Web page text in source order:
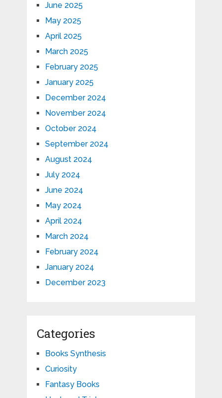
June 2025
May 2025
April 2025
March 2025
February 2025
January 2025
December 2024
November 2024
October 2024
September 2024
August 2024
July 2024
June 2024
May 2024
April 2024
March 2024
February 2024
January 2024
December 2023
Categories
Books Synthesis
Curiosity
Fantasy Books